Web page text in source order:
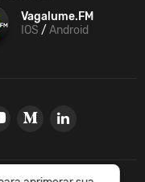
Vagalume.FM
IOS / Android